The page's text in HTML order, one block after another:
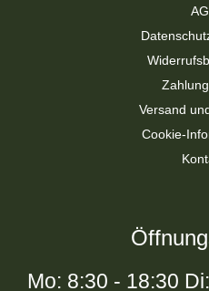
Versand
Cookie-
Mo: 8:30 - 18:30